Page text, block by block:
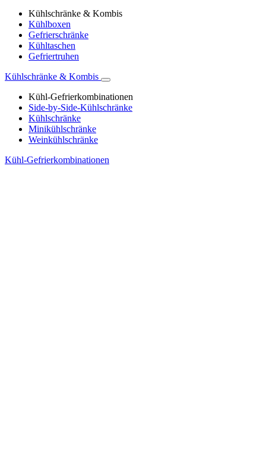
Kühlschränke & Kombis
Kühlboxen
Gefrierschränke
Kühltaschen
Gefriertruhen
Kühlschränke & Kombis
Kühl-Gefrierkombinationen
Side-by-Side-Kühlschränke
Kühlschränke
Minikühlschränke
Weinkühlschränke
Kühl-Gefrierkombinationen